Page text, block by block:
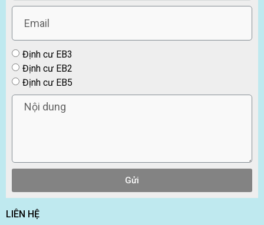
Định cư EB3
Định cư EB2
Định cư EB5
Gửi
LIÊN HỆ